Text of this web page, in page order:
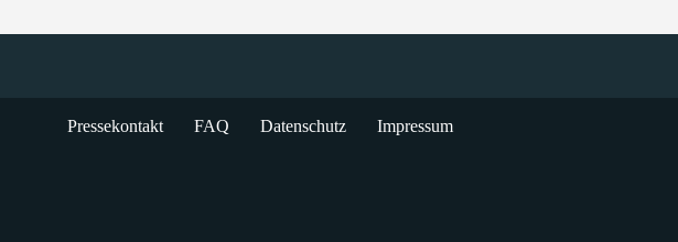
Pressekontakt FAQ Datenschutz Impressum